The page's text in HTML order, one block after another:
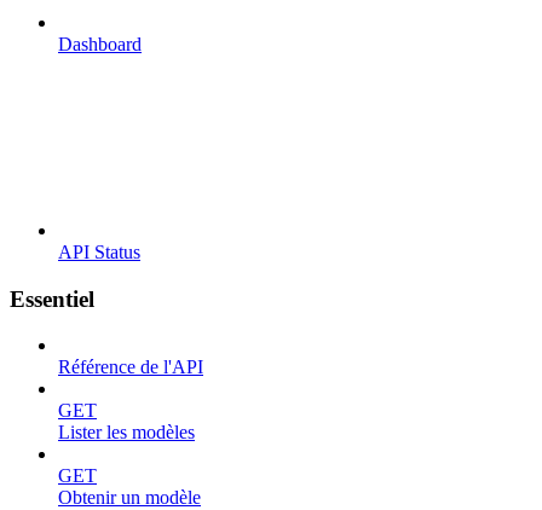
Dashboard
API Status
Essentiel
Référence de l'API
GET
Lister les modèles
GET
Obtenir un modèle